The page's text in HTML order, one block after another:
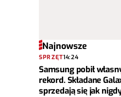
Najnowsze
SPRZĘT14:24
Samsung pobił
rekord. Składane
sprzedają się jak